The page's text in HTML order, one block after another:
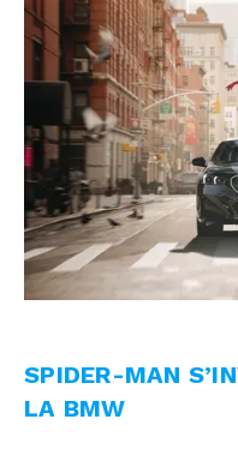
SPIDER-MAN
LA BMW